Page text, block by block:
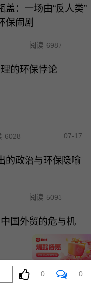
盖：一场由“反人类”
保闹剧
阅读 6987
的环保悖论
6028 07-17
的政治与环保隐喻
阅读 5093
国外贸的危与机
0 0